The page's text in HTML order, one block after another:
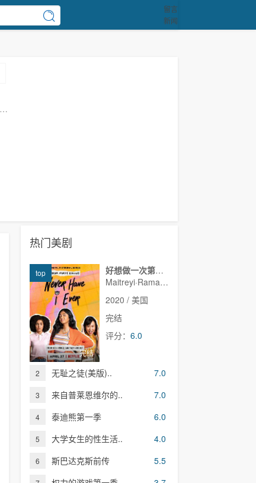
留言
新闻
热门美剧
完结
top
好想做一次第一季
Maitreyi·Ramakrishnan,普娜·贾甘纳坦,李·罗德里格斯,Richa·Moorjani,Martin·Martinez,Benjamin·Norris,亚当·沙皮罗,雷蒙娜·杨,Christina·Kartchner,Jaren·Lewison,Jack·Seavor·McDonald,Darren·Barnet,Dino·Petrera,Aitana·Rinab,Hanna·S
2020 / 美国
完结
评分： 6.0
2 无耻之徒(美版).. 7.0
3 来自普莱恩维尔的.. 7.0
4 泰迪熊第一季 6.0
5 大学女生的性生活.. 4.0
6 斯巴达克斯前传 5.5